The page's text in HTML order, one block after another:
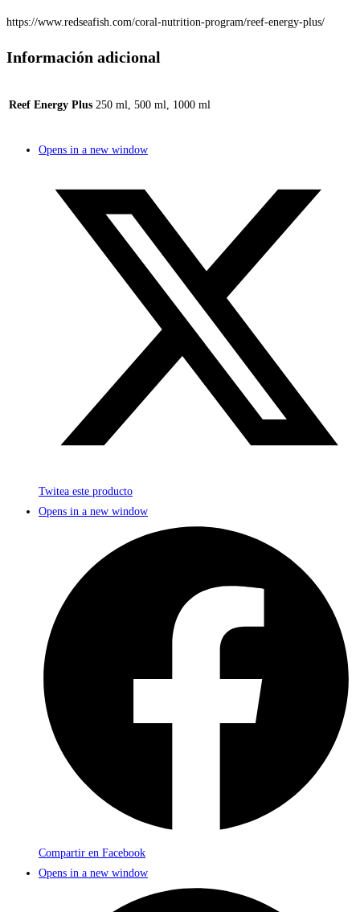
https://www.redseafish.com/coral-nutrition-program/reef-energy-plus/
Información adicional
Reef Energy Plus 250 ml, 500 ml, 1000 ml
Opens in a new window
Twitea este producto
Opens in a new window
Compartir en Facebook
Opens in a new window